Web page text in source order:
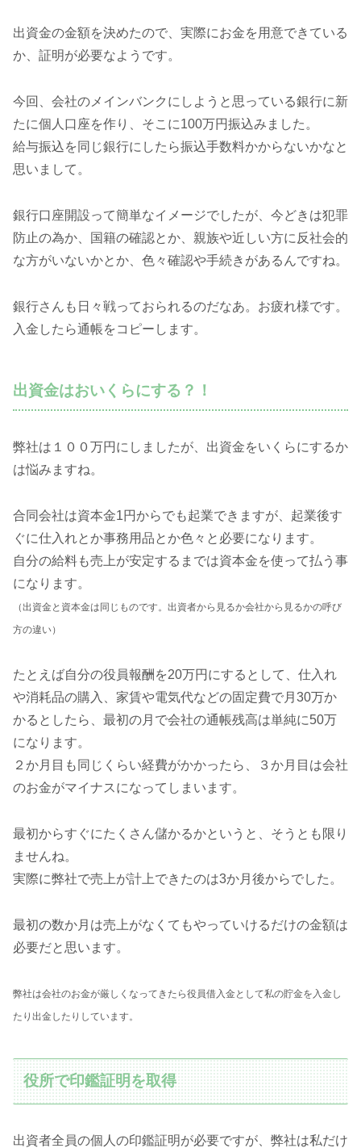
出資金の金額を決めたので、実際にお金を用意できている
か、証明が必要なようです。
今回、会社のメインバンクにしようと思っている銀行に新
たに個人口座を作り、そこに100万円振込みました。
給与振込を同じ銀行にしたら振込手数料かからないかなと
思いまして。
銀行口座開設って簡単なイメージでしたが、今どきは犯罪
防止の為か、国籍の確認とか、親族や近しい方に反社会的
な方がいないかとか、色々確認や手続きがあるんですね。
銀行さんも日々戦っておられるのだなあ。お疲れ様です。
入金したら通帳をコピーします。
出資金はおいくらにする？！
弊社は１００万円にしましたが、出資金をいくらにするか
は悩みますね。
合同会社は資本金1円からでも起業できますが、起業後す
ぐに仕入れとか事務用品とか色々と必要になります。
自分の給料も売上が安定するまでは資本金を使って払う事
になります。
（出資金と資本金は同じものです。出資者から見るか会社から見るかの呼び
方の違い）
たとえば自分の役員報酬を20万円にするとして、仕入れ
や消耗品の購入、家賃や電気代などの固定費で月30万か
かるとしたら、最初の月で会社の通帳残高は単純に50万
になります。
２か月目も同じくらい経費がかかったら、３か月目は会社
のお金がマイナスになってしまいます。
最初からすぐにたくさん儲かるかというと、そうとも限り
ませんね。
実際に弊社で売上が計上できたのは3か月後からでした。
最初の数か月は売上がなくてもやっていけるだけの金額は
必要だと思います。
弊社は会社のお金が厳しくなってきたら役員借入金として私の貯金を入金し
たり出金したりしています。
役所で印鑑証明を取得
出資者全員の個人の印鑑証明が必要ですが、弊社は私だけ